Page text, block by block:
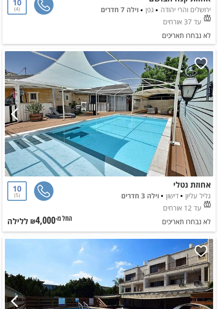
ירושלים והרי יהודה גפן
וילה 7 חדרים
עד 37 אורחים
10
4
לא נבחרו תאריכים
אחוזת נטלי
גליל עליון דישון
וילה 3 חדרים
עד 12 אורחים
10
5
לא נבחרו תאריכים החל מ-₪4,000 ללילה